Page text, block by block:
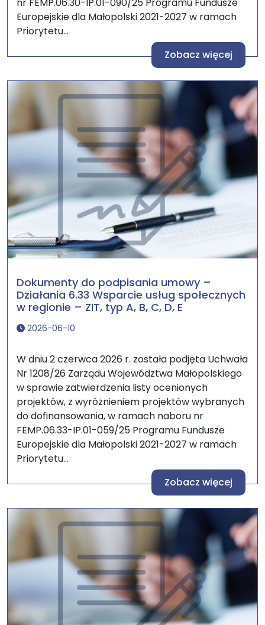
Europejskie dla Małopolski 2021-2027 w ramach
Priorytetu...
Zobacz więcej
Dokumenty do podpisania umowy –
Działania 6.33 Wsparcie usług społecznych
w regionie – ZIT, typ A, B, C, D, E
2026-06-10
W dniu 2 czerwca 2026 r. została podjęta Uchwała
Nr 1208/26 Zarządu Województwa Małopolskiego
w sprawie zatwierdzenia listy ocenionych
projektów, z wyróżnieniem projektów wybranych
do dofinansowania, w ramach naboru nr
FEMP.06.33-IP.01-059/25 Programu Fundusze
Europejskie dla Małopolski 2021-2027 w ramach
Priorytetu...
Zobacz więcej